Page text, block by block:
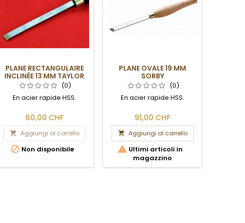
PLANE RECTANGULAIRE
INCLINÉE 13 MM TAYLOR
(0)
En acier rapide HSS.
60,00 CHF
 Aggiungi al carrello
 Non disponibile
PLANE OVALE 19 MM
SORBY
(0)
En acier rapide HSS.
91,00 CHF
 Aggiungi al carrello
 Ultimi articoli in
magazzino